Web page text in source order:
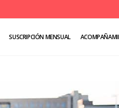
SUSCRIPCIÓN MENSUAL